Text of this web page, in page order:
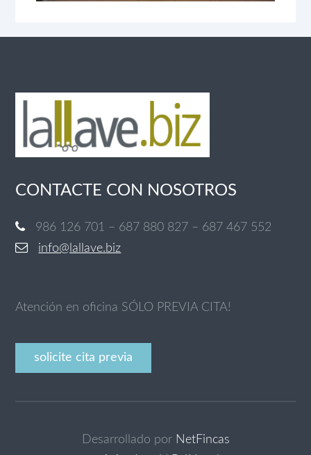
CONTACTE CON NOSOTROS
986 126 701 – 687 880 827 – 687 467 552
info@lallave.biz
Atención en oficina SÓLO PREVIA CITA!
solicite cita previa
Desarrollado por NetFincas